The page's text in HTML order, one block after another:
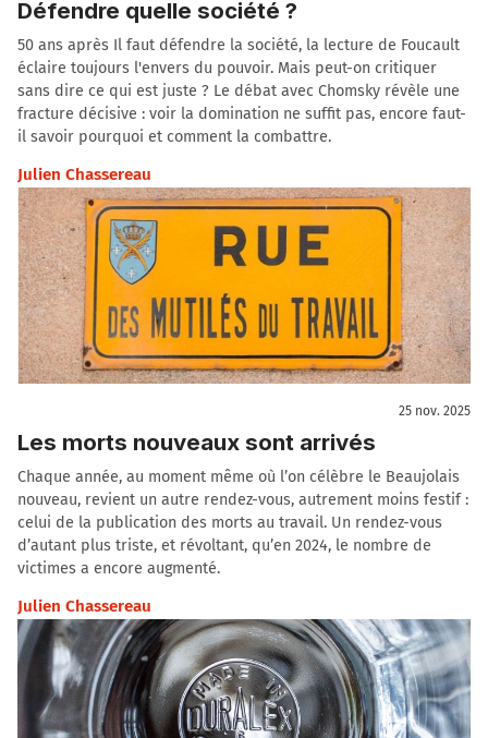
Défendre quelle société ?
50 ans après Il faut défendre la société, la lecture de Foucault
éclaire toujours l'envers du pouvoir. Mais peut-on critiquer
sans dire ce qui est juste ? Le débat avec Chomsky révèle une
fracture décisive : voir la domination ne suffit pas, encore faut-
il savoir pourquoi et comment la combattre.
Julien Chassereau
25 nov. 2025
Les morts nouveaux sont arrivés
Chaque année, au moment même où l’on célèbre le Beaujolais
nouveau, revient un autre rendez-vous, autrement moins festif :
celui de la publication des morts au travail. Un rendez-vous
d’autant plus triste, et révoltant, qu’en 2024, le nombre de
victimes a encore augmenté.
Julien Chassereau